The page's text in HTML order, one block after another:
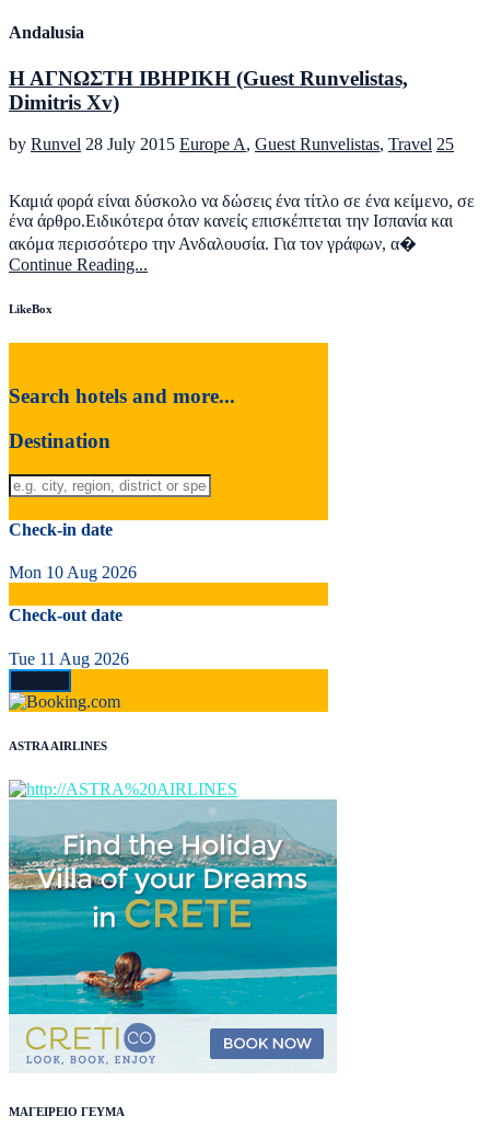
Andalusia
Η ΑΓΝΩΣΤΗ ΙΒΗΡΙΚΗ (Guest Runvelistas,
Dimitris Xv)
by Runvel 28 July 2015 Europe A, Guest Runvelistas, Travel 25
Καμιά φορά είναι δύσκολο να δώσεις ένα τίτλο σε ένα κείμενο, σε
ένα άρθρο.Ειδικότερα όταν κανείς επισκέπτεται την Ισπανία και
ακόμα περισσότερο την Ανδαλουσία. Για τον γράφων, α�
Continue Reading...
LikeBox
Search hotels and more...
Destination
Check-in date
Mon 10 Aug 2026
Check-out date
Tue 11 Aug 2026
ASTRA AIRLINES
ΜΑΓΕΙΡΕΙΟ ΓΕΥΜΑ